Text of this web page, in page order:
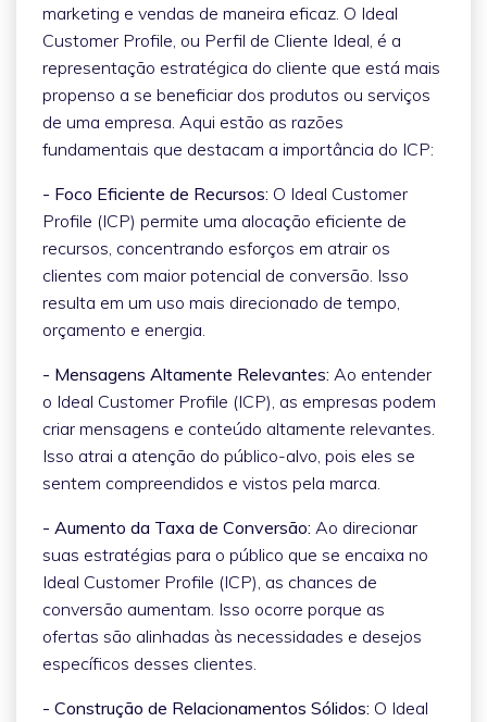
marketing e vendas de maneira eficaz. O Ideal
Customer Profile, ou Perfil de Cliente Ideal, é a
representação estratégica do cliente que está mais
propenso a se beneficiar dos produtos ou serviços
de uma empresa. Aqui estão as razões
fundamentais que destacam a importância do ICP:
- Foco Eficiente de Recursos: O Ideal Customer
Profile (ICP) permite uma alocação eficiente de
recursos, concentrando esforços em atrair os
clientes com maior potencial de conversão. Isso
resulta em um uso mais direcionado de tempo,
orçamento e energia.
- Mensagens Altamente Relevantes: Ao entender
o Ideal Customer Profile (ICP), as empresas podem
criar mensagens e conteúdo altamente relevantes.
Isso atrai a atenção do público-alvo, pois eles se
sentem compreendidos e vistos pela marca.
- Aumento da Taxa de Conversão: Ao direcionar
suas estratégias para o público que se encaixa no
Ideal Customer Profile (ICP), as chances de
conversão aumentam. Isso ocorre porque as
ofertas são alinhadas às necessidades e desejos
específicos desses clientes.
- Construção de Relacionamentos Sólidos: O Ideal